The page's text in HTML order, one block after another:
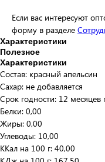
Если вас интересуют
форму в разделе
Характеристики
Полезное
Характеристики
Состав: красный апельсин
Сахар: не добавляется
Срок годности: 12 месяцев
Белки: 0,00
Жиры: 0,00
Углеводы: 10,00
ККал на 100 г: 40,00